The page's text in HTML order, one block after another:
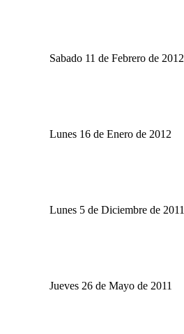
Sabado 11 de Febrero de 2012
Lunes 16 de Enero de 2012
Lunes 5 de Diciembre de 2011
Jueves 26 de Mayo de 2011